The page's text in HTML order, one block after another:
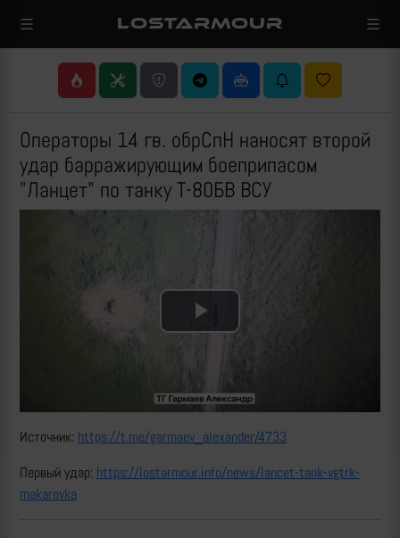
LOSTARMOUR
Операторы 14 гв. обрСпН наносят второй
удар барражирующим боеприпасом
"Ланцет" по танку Т-80БВ ВСУ
Play
Video
Источник: https://t.me/garmaev_alexander/4733
Первый удар: https://lostarmour.info/news/lancet-tank-vgtrk-
makarovka